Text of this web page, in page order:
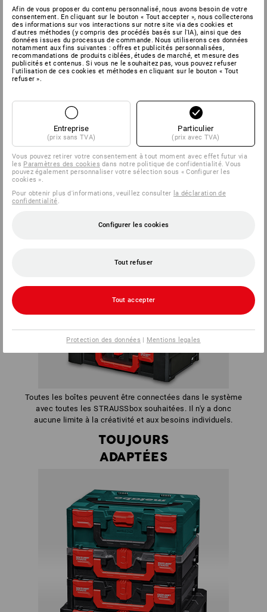
accéder à un outil en particulier, avec la tour de
STRAUSSbox, vous pouvez ouvrir chaque boîte à tout
TOUJOURS UNE BONNE
CONNEXION
Toutes les boîtes peuvent être connectées dans le système
avec toutes les STRAUSSbox souhaitées. Il n'y a donc
aucune limite à la créativité et aux besoins individuels.
TOUJOURS
ADAPTÉES
Afin de vous proposer du contenu personnalisé, nous avons besoin de votre
consentement. En cliquant sur le bouton « Tout accepter », nous collecterons
des informations sur vos interactions sur notre site via des cookies et
d'autres méthodes (y compris des procédés basés sur l'IA), ainsi que des
données issues du processus de commande. Nous utiliserons ces données
notamment aux fins suivantes : offres et publicités personnalisées,
recommandations de produits ciblées, études de marché, et mesure des
publicités et contenus. Si vous ne le souhaitez pas, vous pouvez refuser
l'utilisation de ces cookies et méthodes en cliquant sur le bouton « Tout
refuser ».
Entreprise
(prix sans TVA)
Particulier
(prix avec TVA)
Vous pouvez retirer votre consentement à tout moment avec effet futur via
les Paramètres des cookies dans notre politique de confidentialité. Vous
pouvez également personnaliser votre sélection sous « Configurer les
cookies ».
Pour obtenir plus d'informations, veuillez consulter la déclaration de
confidentialité
Configurer les cookies
Tout refuser
Tout accepter
Protection des données | Mentions legales